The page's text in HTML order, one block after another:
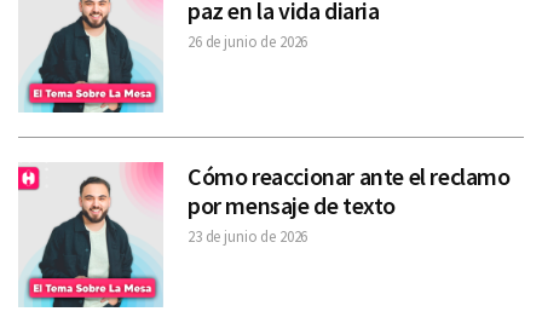
paz en la vida diaria
26 de junio de 2026
Cómo reaccionar ante el reclamo
por mensaje de texto
23 de junio de 2026